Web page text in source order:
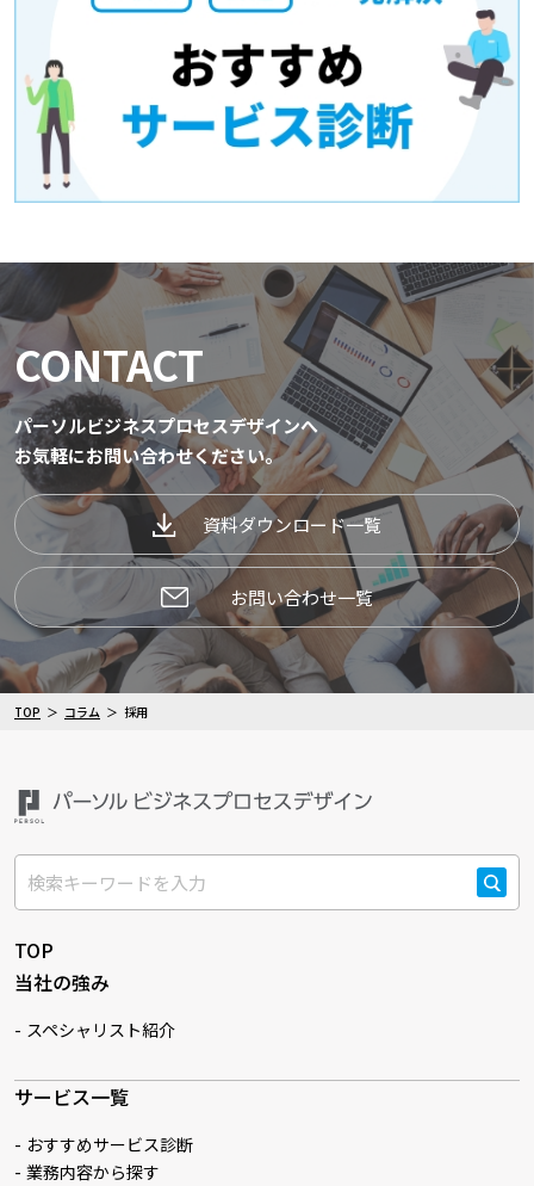
CONTACT
パーソルビジネスプロセスデザインへ
お気軽にお問い合わせください。
資料ダウンロード一覧
お問い合わせ一覧
TOP コラム 採用
検索
TOP
当社の強み
スペシャリスト紹介
サービス一覧
おすすめサービス診断
業務内容から探す